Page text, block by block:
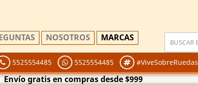
NOSOTROS MARCAS
5525554485 5525554485 #ViveSobreRuedas
Envío gratis en compras desde $999